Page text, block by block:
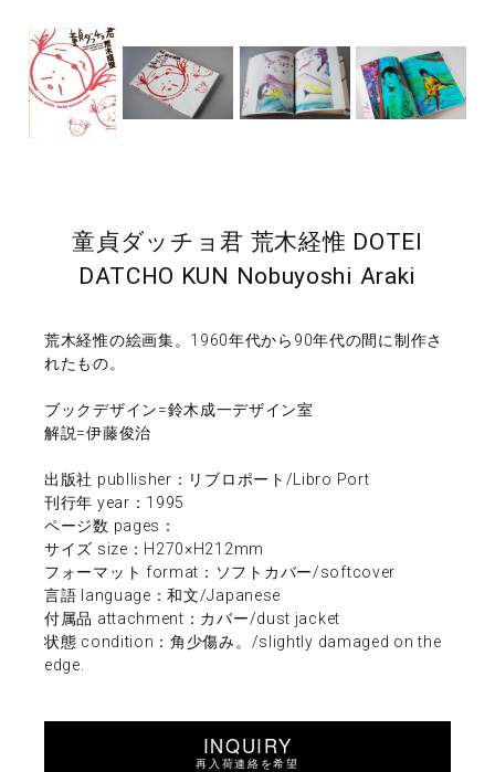
童貞ダッチョ君 荒木経惟 DOTEI
DATCHO KUN Nobuyoshi Araki
荒木経惟の絵画集。1960年代から90年代の間に制作さ
れたもの。
ブックデザイン=鈴木成一デザイン室
解説=伊藤俊治
出版社 publlisher：リブロポート/Libro Port
刊行年 year：1995
ページ数 pages：
サイズ size：H270×H212mm
フォーマット format：ソフトカバー/softcover
言語 language：和文/Japanese
付属品 attachment：カバー/dust jacket
状態 condition：角少傷み。/slightly damaged on the
edge.
INQUIRY
再入荷連絡を希望